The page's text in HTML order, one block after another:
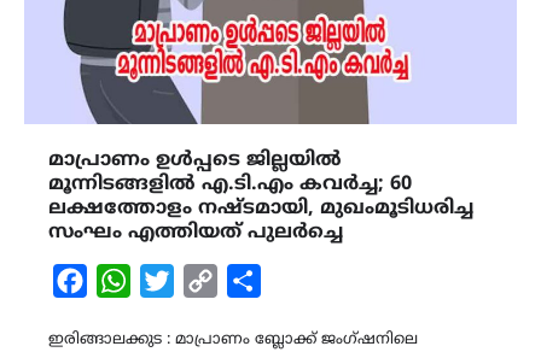
മാപ്രാണം ഉൾപ്പടെ ജില്ലയിൽ
മൂന്നിടങ്ങളിൽ എ.ടി.എം കവര്‍ച്ച; 60
ലക്ഷത്തോളം നഷ്ടമായി, മുഖംമൂടിധരിച്ച
സംഘം എത്തിയത് പുലർച്ചെ
FacebookWhatsAppTwitterCopy
ഇരിങ്ങാലക്കുട : മാപ്രാണം ബ്ലോക്ക് ജംഗ്ഷനിലെ